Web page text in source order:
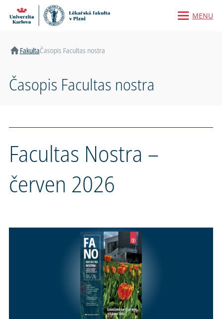
MENU
Domů
FakultaČasopis Facultas nostra
Časopis Facultas nostra
Facultas Nostra –
červen 2026